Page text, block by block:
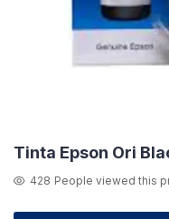
Tinta Epson Ori
428 People viewed this